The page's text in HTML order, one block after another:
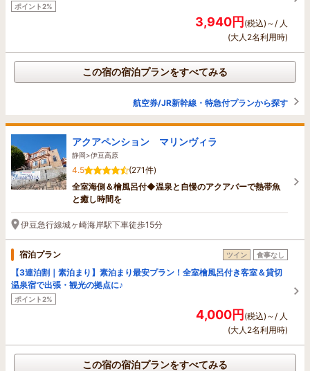
ポイント2%
3,940円(税込)～/ 人
(大人2名利用時)
この宿の宿泊プランをすべてみる
航空券/JR新幹線・特急付プランから探す
アクアペンション マリンヴィラ
静岡>伊豆高原
4.5
(271件)
全室海側＆檜風呂付◆温泉と自慢のアクアバーで熱帯魚
と癒し時間を
伊豆急行線城ヶ崎海岸駅下車徒歩15分
宿泊プラン ツイン 食事なし
【3連泊割｜素泊まり】素泊まり最安プラン！全室檜風呂付き客室＆貸切
温泉宿で出張・観光の拠点に♪
ポイント2%
4,000円(税込)～/ 人
(大人2名利用時)
この宿の宿泊プランをすべてみる